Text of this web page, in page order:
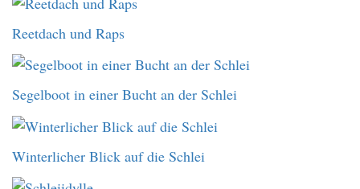
Reetdach und Raps
Segelboot in einer Bucht an der Schlei
Winterlicher Blick auf die Schlei